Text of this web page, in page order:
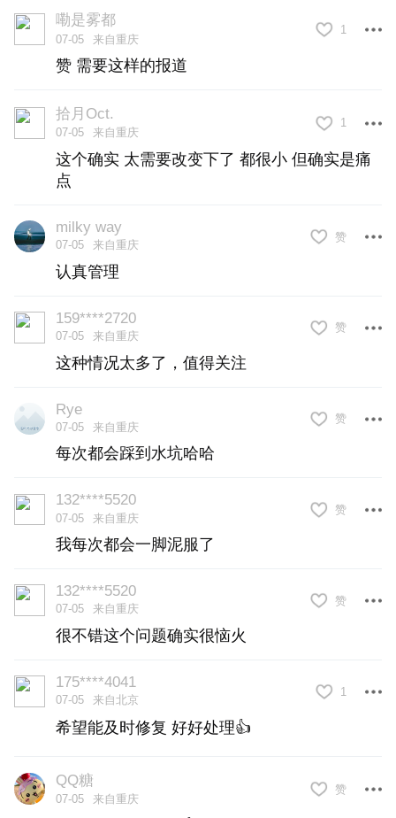
嘞是雾都
07-05 来自重庆
1
赞 需要这样的报道
拾月Oct.
07-05 来自重庆
1
这个确实 太需要改变下了 都很小 但确实是痛
点
milky way
07-05 来自重庆
赞
认真管理
159****2720
07-05 来自重庆
赞
这种情况太多了，值得关注
Rye
07-05 来自重庆
赞
每次都会踩到水坑哈哈
132****5520
07-05 来自重庆
赞
我每次都会一脚泥服了
132****5520
07-05 来自重庆
赞
很不错这个问题确实很恼火
175****4041
07-05 来自北京
1
希望能及时修复 好好处理👍
QQ糖
07-05 来自重庆
赞